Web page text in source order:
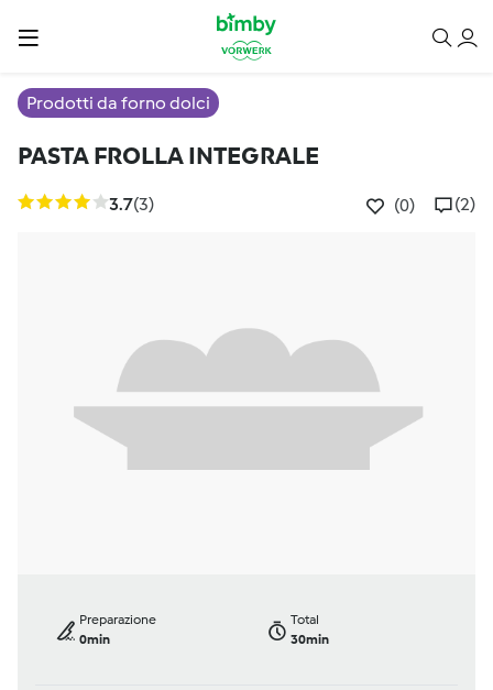
Prodotti da forno dolci
PASTA FROLLA INTEGRALE
3.7(3) (0) (2)
Preparazione
0min
Total
30min